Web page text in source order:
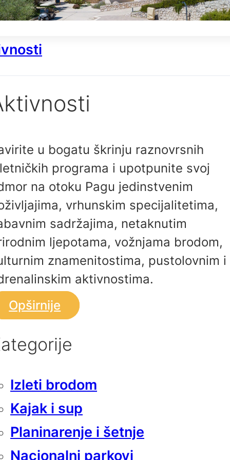
u bogatu škrinju raznovrsnih
programa i upotpunite svoj
na otoku Pagu jedinstvenim
vrhunskim specijalitetima,
sadržajima, netaknutim
ljepotama, vožnjama brodom,
znamenitostima, pustolovnim i
aktivnostima.
Opširnije
Izleti brodom
Kajak i sup
Planinarenje i šetnje
Nacionalni parkovi